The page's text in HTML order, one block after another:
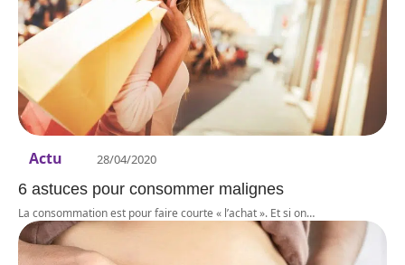
Actu 28/04/2020
6 astuces pour consommer malignes
La consommation est pour faire courte « l’achat ». Et si on…